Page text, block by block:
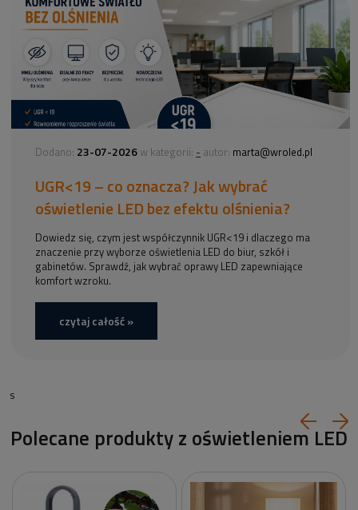
Dodano: 23-07-2026 w kategorii: - autor: marta@wroled.pl
UGR<19 – co oznacza? Jak wybrać
oświetlenie LED bez efektu olśnienia?
Dowiedz się, czym jest współczynnik UGR<19 i dlaczego ma
znaczenie przy wyborze oświetlenia LED do biur, szkół i
gabinetów. Sprawdź, jak wybrać oprawy LED zapewniające
komfort wzroku.
czytaj całość »
s
Polecane produkty z oświetleniem LED